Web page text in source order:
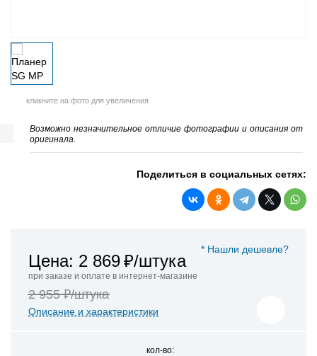
кликните на фото для увеличения
Возможно незначительное отличие фотографии и описания от
оригинала.
Поделиться в социальных сетях:
* Нашли дешевле?
Цена: 2 869₽/штука
при заказе и оплате в интернет-магазине
2 955 ₽/штука
Описание и характеристики
кол-во: